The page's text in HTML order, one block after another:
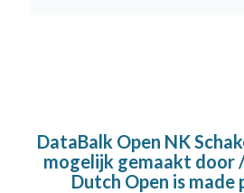
DataBalk Open NK
mogelijk gemaakt door
Dutch Open is made